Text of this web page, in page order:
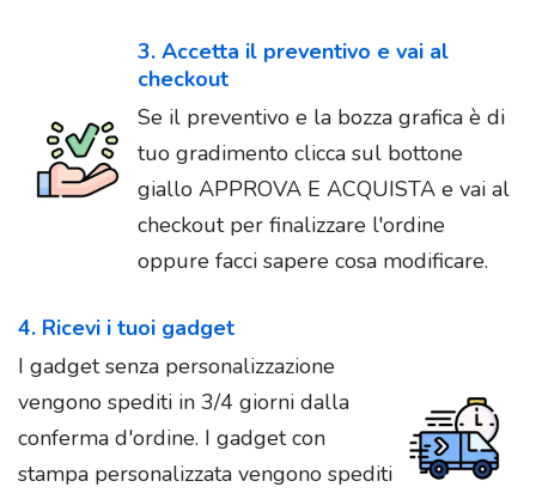
3. Accetta il preventivo e vai al
checkout
Se il preventivo e la bozza grafica è di
tuo gradimento clicca sul bottone
giallo APPROVA E ACQUISTA e vai al
checkout per finalizzare l'ordine
oppure facci sapere cosa modificare.
4. Ricevi i tuoi gadget
I gadget senza personalizzazione
vengono spediti in 3/4 giorni dalla
conferma d'ordine. I gadget con
stampa personalizzata vengono spediti